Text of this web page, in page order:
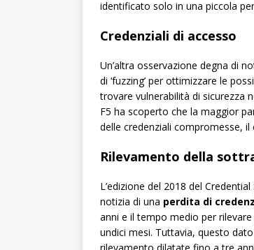
identificato solo in una piccola
Credenziali di accesso
Un’altra osservazione degna di
di ‘fuzzing’ per ottimizzare le
trovare vulnerabilità di sicurezza
F5 ha scoperto che la maggior
delle credenziali compromesse,
Rilevamento della
L’edizione del 2018 del
notizia di una perdita di
anni e il tempo medio per
undici mesi. Tuttavia, questo